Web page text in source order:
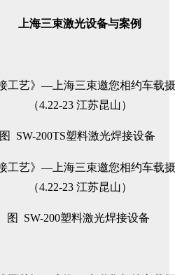
上海三束激光设备与案例
图 SW-200TS塑料激光焊接设备
图 SW-200塑料激光焊接设备